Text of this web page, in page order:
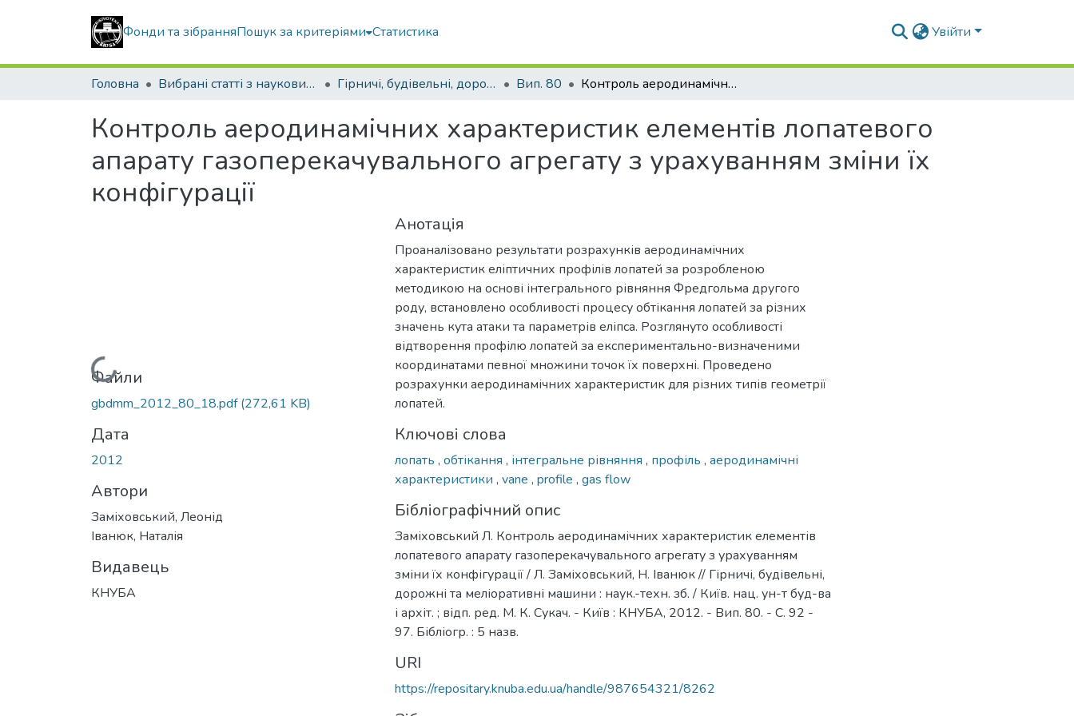
Фонди та зібранняПошук за критеріями Статистика Увійти
Головна Вибрані статті з наукових збірників КНУБА Гірничі, будівельні, дорожні та меліоративні машини Вип. 80 Контроль аеродинамічних характеристик елементів лопатевого апарату газоперекачувального агрегату з урахуванням зміни їх конфігурації
Контроль аеродинамічних характеристик елементів лопатевого
апарату газоперекачувального агрегату з урахуванням зміни їх
конфігурації
Вантажиться...
Файли
gbdmm_2012_80_18.pdf(272,61 KB)
Дата
2012
Автори
Заміховський, Леонід
Іванюк, Наталія
Видавець
КНУБА
Анотація
Проаналізовано результати розрахунків аеродинамічних
характеристик еліптичних профілів лопатей за розробленою
методикою на основі інтегрального рівняння Фредгольма другого
роду, встановлено особливості процесу обтікання лопатей за різних
значень кута атаки та параметрів еліпса. Розглянуто особливості
відтворення профілю лопатей за експериментально-визначеними
координатами певної множини точок їх поверхні. Проведено
розрахунки аеродинамічних характеристик для різних типів геометрії
лопатей.
Ключові слова
лопать , обтікання , інтегральне рівняння , профіль , аеродинамічні
характеристики , vane , profile , gas flow
Бібліографічний опис
Заміховський Л. Контроль аеродинамічних характеристик елементів
лопатевого апарату газоперекачувального агрегату з урахуванням
зміни їх конфігурації / Л. Заміховський, Н. Іванюк // Гірничі, будівельні,
дорожні та меліоративні машини : наук.-техн. зб. / Київ. нац. ун-т буд-ва
і архіт. ; відп. ред. М. К. Сукач. - Київ : КНУБА, 2012. - Вип. 80. - С. 92 -
97. Бібліогр. : 5 назв.
URI
https://repositary.knuba.edu.ua/handle/987654321/8262